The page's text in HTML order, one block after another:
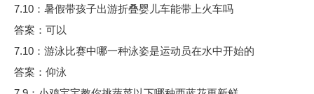
7.10：暑假带孩子出游折叠婴儿车能带上火车吗
答案：可以
7.10：游泳比赛中哪一种泳姿是运动员在水中开始的
答案：仰泳